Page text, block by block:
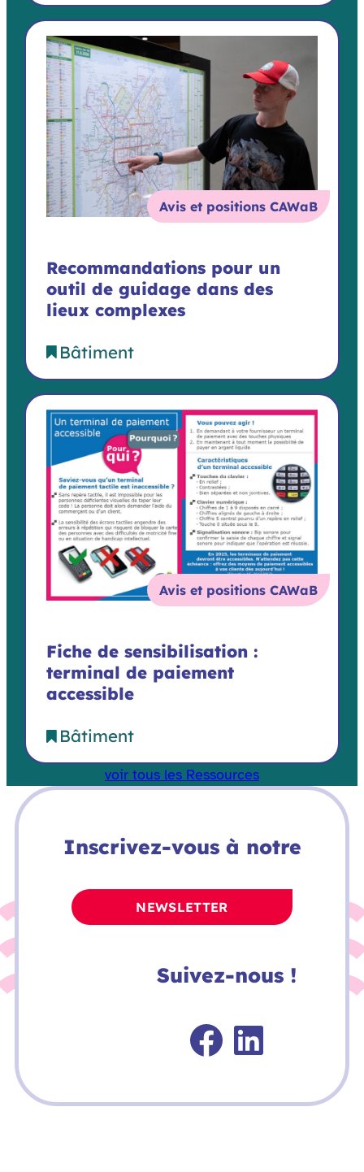
Avis et positions CAWaB
Recommandations pour un
outil de guidage dans des
lieux complexes
Bâtiment
Avis et positions CAWaB
Fiche de sensibilisation :
terminal de paiement
accessible
Bâtiment
voir tous les Ressources
Inscrivez-vous à notre
NEWSLETTER
Suivez-nous !